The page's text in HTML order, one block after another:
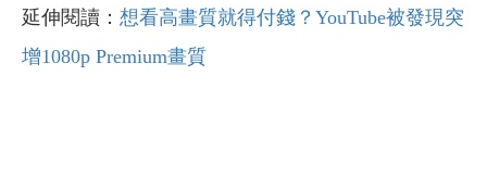
延伸閱讀： 想看高畫質就得付錢？YouTube被發現突
增1080p Premium畫質